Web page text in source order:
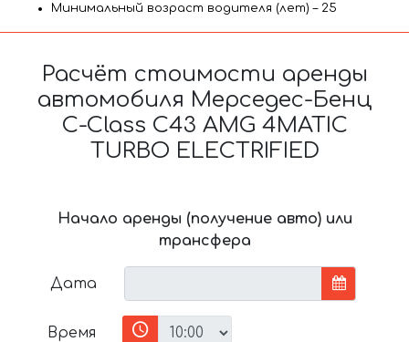
Минимальный возраст водителя (лет) – 25
Расчёт стоимости аренды
автомобиля Мерседес-Бенц
C-Class C43 AMG 4MATIC
TURBO ELECTRIFIED
Начало аренды (получение авто) или
трансфера
Дата
Время